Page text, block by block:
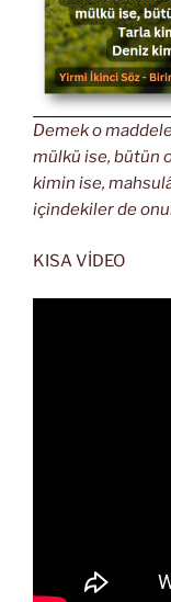
Demek o
mülkü ise, bütün
kimin ise,
içindekiler de
KISA VİDEO